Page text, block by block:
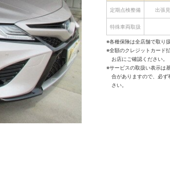
定期点検整備 出張
特殊車両取扱
※各種保険は全店舗で取り
※全額のクレジットカード
お店にご確認ください。
※サービスの取扱い表示は
合がありますので、必
さい。